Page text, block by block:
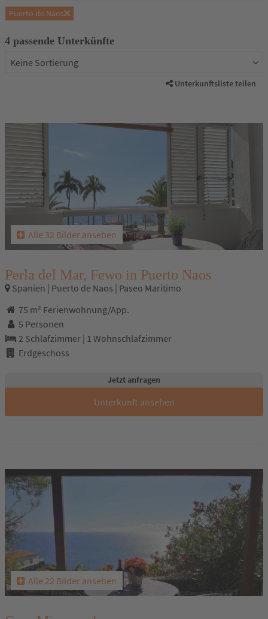
Entferne
Puerto de Naos
4 passende Unterkünfte
Unterkunftsliste teilen
Alle 32 Bilder ansehen
Perla del Mar, Fewo in Puerto Naos
Spanien | Puerto de Naos | Paseo Maritimo
75 m² Ferienwohnung/App.
5 Personen
2 Schlafzimmer | 1 Wohnschlafzimmer
Erdgeschoss
Jetzt anfragen
Unterkunft ansehen
Alle 22 Bilder ansehen